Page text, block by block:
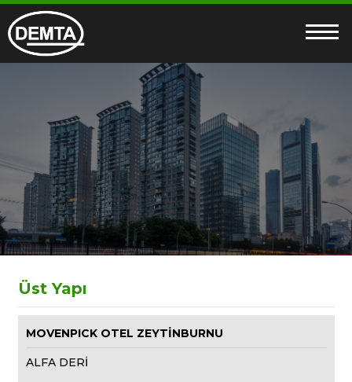
Üst Yapı
MOVENPICK OTEL ZEYTİNBURNU
ALFA DERİ